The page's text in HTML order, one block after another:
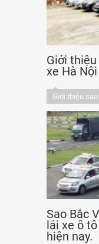
Giới
xe Hà Nội
Giới thiệu
Sao Bắc
lái xe ô
hiện nay.